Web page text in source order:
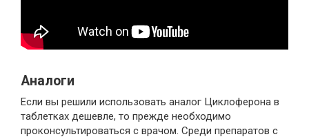
Аналоги
Если вы решили использовать аналог Циклоферона в
таблетках дешевле, то прежде необходимо
проконсультироваться с врачом. Среди препаратов с